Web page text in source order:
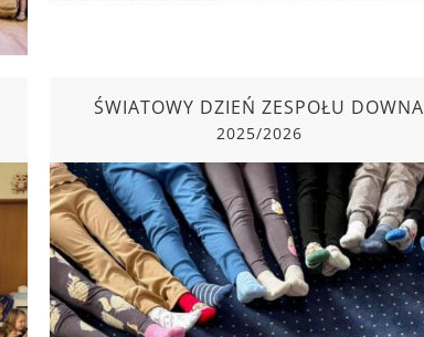
ŚWIATOWY DZIEŃ ZESPOŁU DOWNA
2025/2026